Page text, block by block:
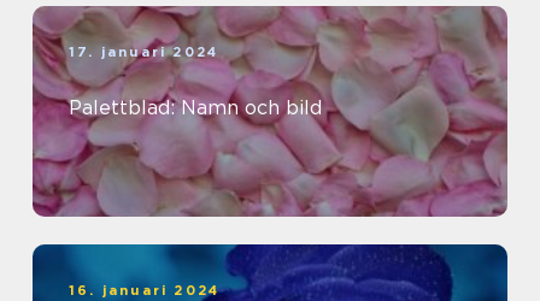
17. januari 2024
Palettblad: Namn och bild
16. januari 2024